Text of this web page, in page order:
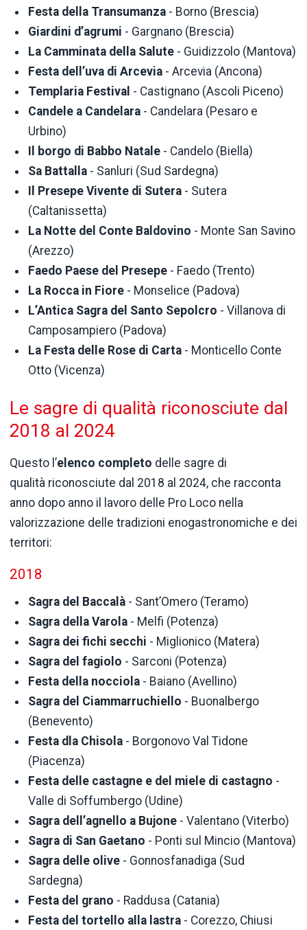
Festa della Transumanza - Borno (Brescia)
Giardini d’agrumi - Gargnano (Brescia)
La Camminata della Salute - Guidizzolo (Mantova)
Festa dell’uva di Arcevia - Arcevia (Ancona)
Templaria Festival - Castignano (Ascoli Piceno)
Candele a Candelara - Candelara (Pesaro e
Urbino)
Il borgo di Babbo Natale - Candelo (Biella)
Sa Battalla - Sanluri (Sud Sardegna)
Il Presepe Vivente di Sutera - Sutera
(Caltanissetta)
La Notte del Conte Baldovino - Monte San Savino
(Arezzo)
Faedo Paese del Presepe - Faedo (Trento)
La Rocca in Fiore - Monselice (Padova)
L’Antica Sagra del Santo Sepolcro - Villanova di
Camposampiero (Padova)
La Festa delle Rose di Carta - Monticello Conte
Otto (Vicenza)
Le sagre di qualità riconosciute dal
2018 al 2024
Questo l’elenco completo delle sagre di
qualità riconosciute dal 2018 al 2024, che racconta
anno dopo anno il lavoro delle Pro Loco nella
valorizzazione delle tradizioni enogastronomiche e dei
territori:
2018
Sagra del Baccalà - Sant’Omero (Teramo)
Sagra della Varola - Melfi (Potenza)
Sagra dei fichi secchi - Miglionico (Matera)
Sagra del fagiolo - Sarconi (Potenza)
Festa della nocciola - Baiano (Avellino)
Sagra del Ciammarruchiello - Buonalbergo
(Benevento)
Festa dla Chisola - Borgonovo Val Tidone
(Piacenza)
Festa delle castagne e del miele di castagno -
Valle di Soffumbergo (Udine)
Sagra dell’agnello a Bujone - Valentano (Viterbo)
Sagra di San Gaetano - Ponti sul Mincio (Mantova)
Sagra delle olive - Gonnosfanadiga (Sud
Sardegna)
Festa del grano - Raddusa (Catania)
Festa del tortello alla lastra - Corezzo, Chiusi